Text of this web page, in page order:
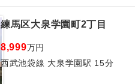
練馬区大泉学園町2丁目
8,999万円
西武池袋線 大泉学園駅 15分